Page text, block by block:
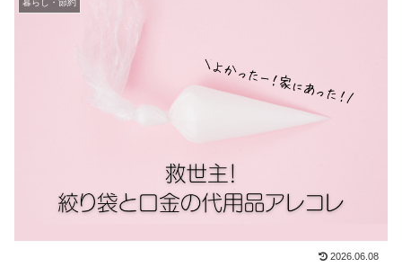
暮らし・節約
2026.06.08